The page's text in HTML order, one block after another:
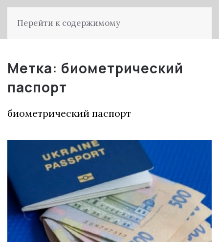
Перейти к содержимому
Метка: биометрический
паспорт
биометрический паспорт